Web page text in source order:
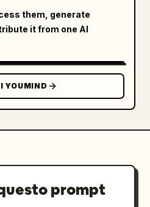
them, generate
it from one AI
YOUMIND
prompt